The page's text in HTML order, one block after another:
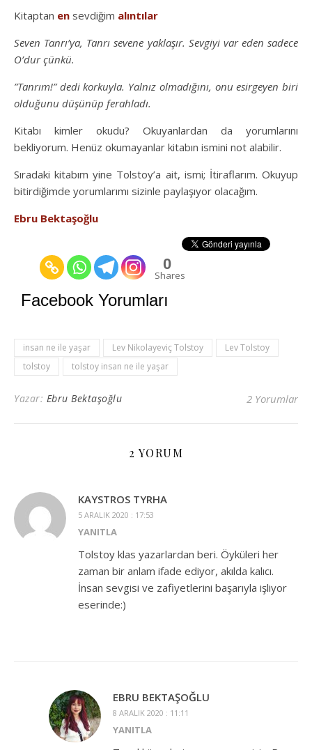
Kitaptan en sevdiğim alıntılar
Seven Tanrı’ya, Tanrı sevene yaklaşır. Sevgiyi var eden sadece
O’dur çünkü.
”Tanrım!” dedi korkuyla. Yalnız olmadığını, onu esirgeyen biri
olduğunu düşünüp ferahladı.
Kitabı kimler okudu? Okuyanlardan da yorumlarını
bekliyorum. Henüz okumayanlar kitabın ismini not alabilir.
Sıradaki kitabım yine Tolstoy’a ait, ismi; İtiraflarım. Okuyup
bitirdiğimde yorumlarımı sizinle paylaşıyor olacağım.
Ebru Bektaşoğlu
0
Shares
Facebook Yorumları
insan ne ile yaşar Lev Nikolayeviç Tolstoy
Lev Tolstoy
tolstoy
tolstoy insan ne ile yaşar
Yazar: Ebru Bektaşoğlu 2 Yorumlar
2 YORUM
KAYSTROS TYRHA
5 ARALIK 2020 : 17:53
YANITLA
Tolstoy klas yazarlardan beri. Öyküleri her
zaman bir anlam ifade ediyor, akılda kalıcı.
İnsan sevgisi ve zafiyetlerini başarıyla işliyor
eserinde:)
EBRU BEKTAŞOĞLU
8 ARALIK 2020 : 11:11
YANITLA